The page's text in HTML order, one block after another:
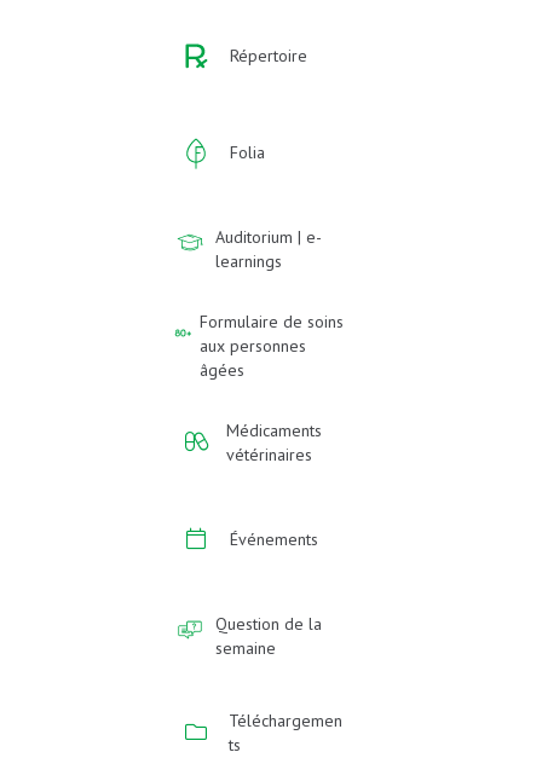
Répertoire
Folia
Auditorium | e-
learnings
Formulaire de soins
aux personnes
âgées
Médicaments
vétérinaires
Événements
Question de la
semaine
Téléchargemen
ts